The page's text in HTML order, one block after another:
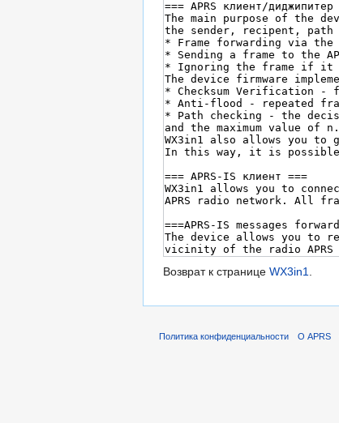
Возврат к странице WX3in1.
Политика конфиденциальности О APRS